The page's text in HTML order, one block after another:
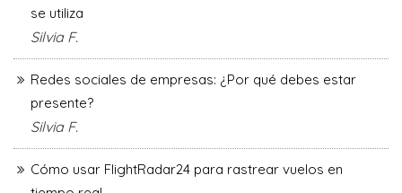
se utiliza
Silvia F.
Redes sociales de empresas: ¿Por qué debes estar
presente?
Silvia F.
Cómo usar FlightRadar24 para rastrear vuelos en